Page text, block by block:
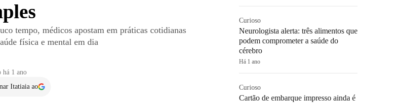
tempo, médicos apostam em práticas cotidianas
física e mental em dia
há 1 ano
Itatiaia ao
Curioso
Neurologista alerta: três alimentos que
podem comprometer a saúde do
cérebro
Há 1 ano
Curioso
Cartão de embarque impresso ainda é